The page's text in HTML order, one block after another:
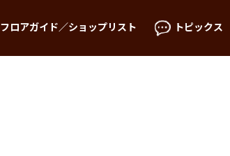
フロアガイド／ショップリスト トピックス